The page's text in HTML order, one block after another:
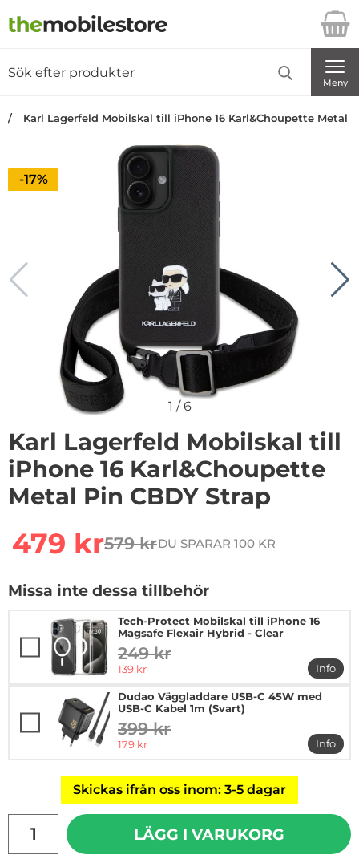
Startsidan för Danira Telecom AB
Meny
Karl Lagerfeld Mobilskal till iPhone 16 Karl&Choupette Metal
Priset är nedsatt med
-17%
1 /6
Karl Lagerfeld Mobilskal till
iPhone 16 Karl&Choupette
Metal Pin CBDY Strap
rea pris
479 krtidigare pris
579 krDU SPARAR 100 KR
Missa inte dessa tillbehör
Tech-Protect Mobilskal till iPhone 16
Magsafe Flexair Hybrid - Clear
tidigare pris
249 kr
rea pris
139 kr
Info
mer
Dudao Väggladdare USB-C 45W med
USB-C Kabel 1m (Svart)
tidigare pris
399 kr
rea pris
179 kr
Info
mer
Skickas ifrån oss inom: 3-5 dagar
LÄGG I VARUKORG